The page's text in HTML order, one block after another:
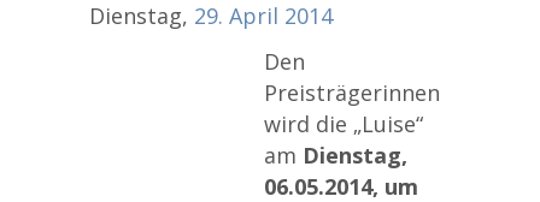
Dienstag, 29. April 2014
Den
Preisträgerinnen
wird die „Luise“
am Dienstag,
06.05.2014, um